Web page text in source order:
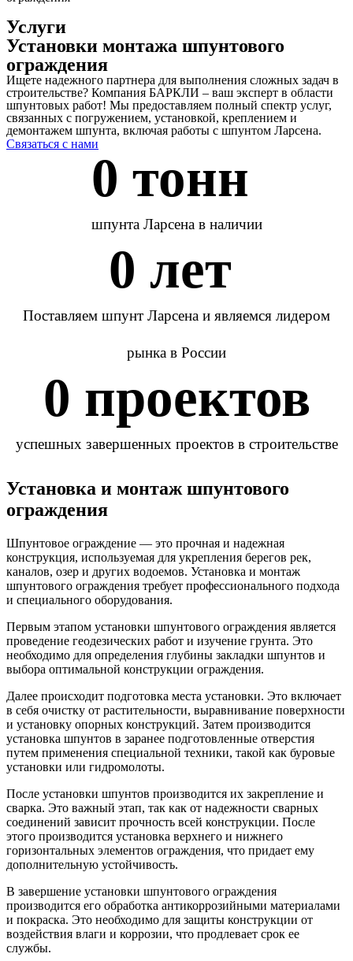
Услуги
Установки монтажа шпунтового
ограждения
Ищете надежного партнера для выполнения сложных задач в
строительстве? Компания БАРКЛИ – ваш эксперт в области
шпунтовых работ! Мы предоставляем полный спектр услуг,
связанных с погружением, установкой, креплением и
демонтажем шпунта, включая работы с шпунтом Ларсена.
Связаться с нами
0 тонн
шпунта Ларсена в наличии
0 лет
Поставляем шпунт Ларсена и являемся лидером
рынка в России
0 проектов
успешных завершенных проектов в строительстве
Установка и монтаж шпунтового
ограждения
Шпунтовое ограждение — это прочная и надежная
конструкция, используемая для укрепления берегов рек,
каналов, озер и других водоемов. Установка и монтаж
шпунтового ограждения требует профессионального подхода
и специального оборудования.
Первым этапом установки шпунтового ограждения является
проведение геодезических работ и изучение грунта. Это
необходимо для определения глубины закладки шпунтов и
выбора оптимальной конструкции ограждения.
Далее происходит подготовка места установки. Это включает
в себя очистку от растительности, выравнивание поверхности
и установку опорных конструкций. Затем производится
установка шпунтов в заранее подготовленные отверстия
путем применения специальной техники, такой как буровые
установки или гидромолоты.
После установки шпунтов производится их закрепление и
сварка. Это важный этап, так как от надежности сварных
соединений зависит прочность всей конструкции. После
этого производится установка верхнего и нижнего
горизонтальных элементов ограждения, что придает ему
дополнительную устойчивость.
В завершение установки шпунтового ограждения
производится его обработка антикоррозийными материалами
и покраска. Это необходимо для защиты конструкции от
воздействия влаги и коррозии, что продлевает срок ее
службы.